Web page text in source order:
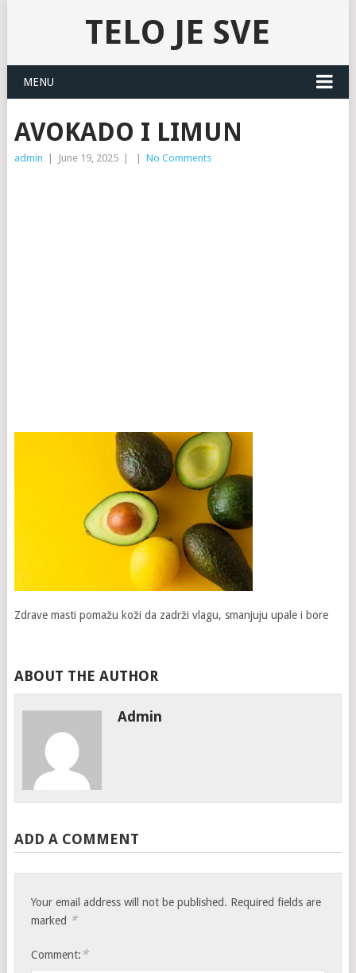
TELO JE SVE
MENU
AVOKADO I LIMUN
admin June 19, 2025 No Comments
Zdrave masti pomažu koži da zadrži vlagu, smanjuju upale i bore
ABOUT THE AUTHOR
Admin
ADD A COMMENT
Your email address will not be published. Required fields are
marked *
Comment: *